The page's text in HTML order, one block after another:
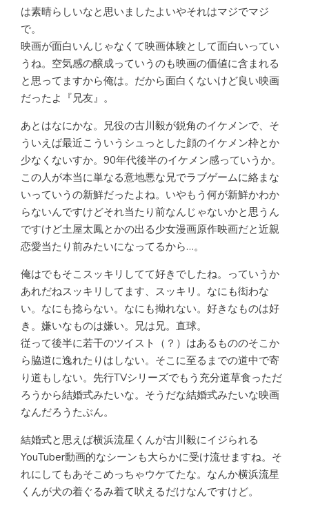
は素晴らしいなと思いましたよいやそれはマジでマジ
で。
映画が面白いんじゃなくて映画体験として面白いってい
うね。空気感の醸成っていうのも映画の価値に含まれる
と思ってますから俺は。だから面白くないけど良い映画
だったよ『兄友』。
あとはなにかな。兄役の古川毅が鋭角のイケメンで、そ
ういえば最近こういうシュっとした顔のイケメン枠とか
少なくないすか。90年代後半のイケメン感っていうか。
この人が本当に単なる意地悪な兄でラブゲームに絡まな
いっていうの新鮮だったよね。いやもう何が新鮮かわか
らないんですけどそれ当たり前なんじゃないかと思うん
ですけど土屋太鳳とかの出る少女漫画原作映画だと近親
恋愛当たり前みたいになってるから…。
俺はでもそこスッキリしてて好きでしたね。っていうか
あれだねスッキリしてます、スッキリ。なにも衒わな
い。なにも捻らない。なにも拗れない。好きなものは好
き。嫌いなものは嫌い。兄は兄。直球。
従って後半に若干のツイスト（？）はあるもののそこか
ら脇道に逸れたりはしない。そこに至るまでの道中で寄
り道もしない。先行TVシリーズでもう充分道草食っただ
ろうから結婚式みたいな。そうだな結婚式みたいな映画
なんだろうたぶん。
結婚式と思えば横浜流星くんが古川毅にイジられる
YouTuber動画的なシーンも大らかに受け流せますね。そ
れにしてもあそこめっちゃウケてたな。なんか横浜流星
くんが犬の着ぐるみ着て吠えるだけなんですけど。